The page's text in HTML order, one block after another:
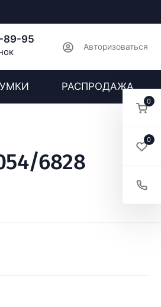
89-95
Авторизоваться
РАСПРОДАЖА
6828
0
0